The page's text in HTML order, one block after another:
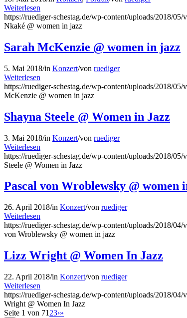
Weiterlesen
https://ruediger-schestag.de/wp-content/uploads/2018/05/
Nkaké @ women in jazz
Sarah McKenzie @ women in jazz
5. Mai 2018/in Konzert/von ruediger
Weiterlesen
https://ruediger-schestag.de/wp-content/uploads/2018/05/
McKenzie @ women in jazz
Shayna Steele @ Women in Jazz
3. Mai 2018/in Konzert/von ruediger
Weiterlesen
https://ruediger-schestag.de/wp-content/uploads/2018/05/
Steele @ Women in Jazz
Pascal von Wroblewsky @ women
26. April 2018/in Konzert/von ruediger
Weiterlesen
https://ruediger-schestag.de/wp-content/uploads/2018/04/
von Wroblewsky @ women in jazz
Lizz Wright @ Women In Jazz
22. April 2018/in Konzert/von ruediger
Weiterlesen
https://ruediger-schestag.de/wp-content/uploads/2018/04/
Wright @ Women In Jazz
Seite 1 von 71 23›»